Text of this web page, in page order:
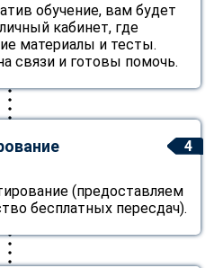
обучение, вам будет
кабинет, где
материалы и тесты.
связи и готовы помочь.
4
(предоставляем
бесплатных пересдач).